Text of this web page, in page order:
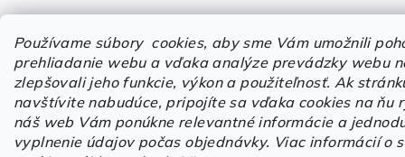
Používame súbory cookies, aby sme Vám umožnili
prehliadanie webu a vďaka analýze prevádzky webu
zlepšovali jeho funkcie, výkon a použiteľnosť. Ak
navštívite nabudúce, pripojíte sa vďaka cookies na ňu
náš web Vám ponúkne relevantné informácie a
vyplnenie údajov počas objednávky. Viac informácií o